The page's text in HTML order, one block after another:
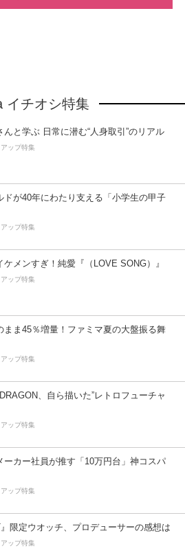
イチオシ特集
んと学ぶ 日常に潜む“人身取引”のリアル
ップ特集
ドが40年にわたり支える「小学生の甲子
ップ特集
ケメンすぎ！純愛『（LOVE SONG）』
ップ特集
まま45％増量！ファミマ夏の大盤振る舞
ップ特集
、自ら描いた”レトロフューチャ
ップ特集
ーカー社員が推す「10万円台」神コスパ
ップ特集
』限定ウオッチ、プロデューサーの感想は
ップ特集